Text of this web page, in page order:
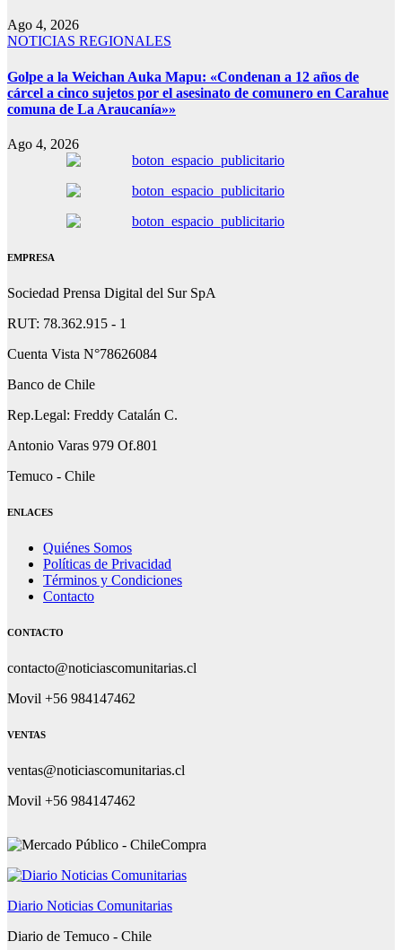
Ago 4, 2026
NOTICIAS REGIONALES
Golpe a la Weichan Auka Mapu: «Condenan a 12 años de
cárcel a cinco sujetos por el asesinato de comunero en Carahue
comuna de La Araucanía»»
Ago 4, 2026
EMPRESA
Sociedad Prensa Digital del Sur SpA
RUT: 78.362.915 - 1
Cuenta Vista N°78626084
Banco de Chile
Rep.Legal: Freddy Catalán C.
Antonio Varas 979 Of.801
Temuco - Chile
ENLACES
Quiénes Somos
Políticas de Privacidad
Términos y Condiciones
Contacto
CONTACTO
contacto@noticiascomunitarias.cl
Movil +56 984147462
VENTAS
ventas@noticiascomunitarias.cl
Movil +56 984147462
Diario Noticias Comunitarias
Diario de Temuco - Chile